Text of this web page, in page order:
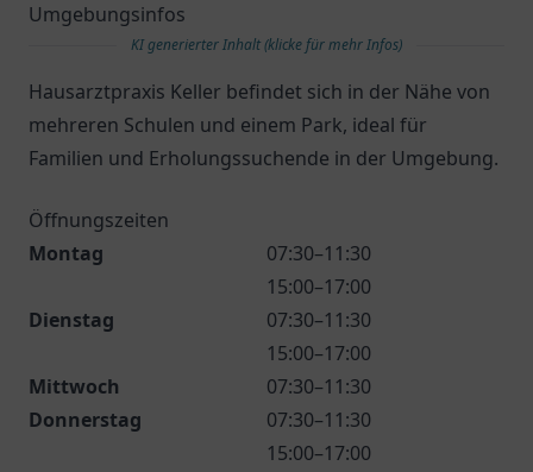
Umgebungsinfos
KI generierter Inhalt (klicke für mehr Infos)
Hausarztpraxis Keller befindet sich in der Nähe von
mehreren Schulen und einem Park, ideal für
Familien und Erholungssuchende in der Umgebung.
Öffnungszeiten
Montag
07:30–11:30
15:00–17:00
Dienstag
07:30–11:30
15:00–17:00
Mittwoch
07:30–11:30
Donnerstag
07:30–11:30
15:00–17:00